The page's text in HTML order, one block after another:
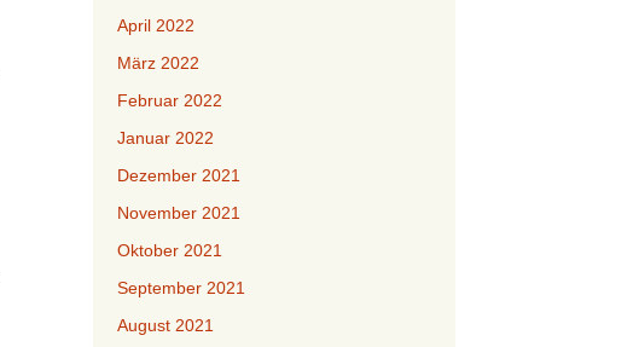
April 2022
März 2022
Februar 2022
Januar 2022
Dezember 2021
November 2021
Oktober 2021
September 2021
August 2021